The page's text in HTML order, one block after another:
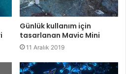
Günlük kullanım için
tasarlanan Mavic Mini
11 Aralık 2019